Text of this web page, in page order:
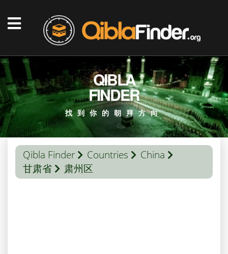
QIBLA
FINDER
找到你的朝拜方向
Qibla Finder Countries
China
甘肃省
肃州区